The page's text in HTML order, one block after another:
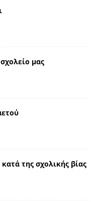
μας
της σχολικής βίας